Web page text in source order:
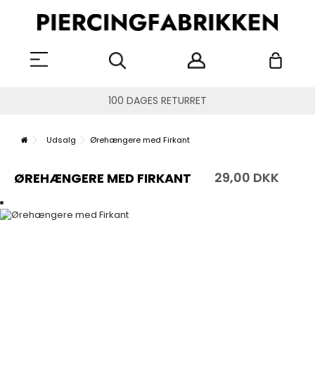
100 DAGES RETURRET
Udsalg Ørehængere med Firkant
ØREHÆNGERE MED FIRKANT 29,00 DKK